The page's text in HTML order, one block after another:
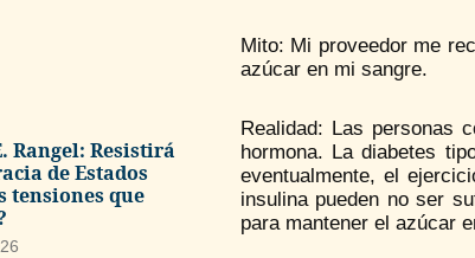
Rangel: Resistirá
de Estados
tensiones que
Mito: Mi proveedor me
azúcar en mi sangre.
Realidad: Las personas
hormona. La diabetes
eventualmente, el
insulina pueden no ser
para mantener el azúcar